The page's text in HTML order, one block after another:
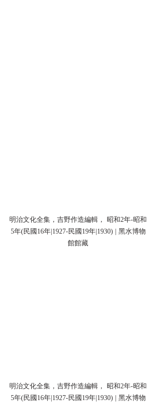
明治文化全集，吉野作造編輯， 昭和2年-昭和
5年(民國16年|1927-民國19年|1930) | 黑水博物
館館藏
明治文化全集，吉野作造編輯， 昭和2年-昭和
5年(民國16年|1927-民國19年|1930) | 黑水博物